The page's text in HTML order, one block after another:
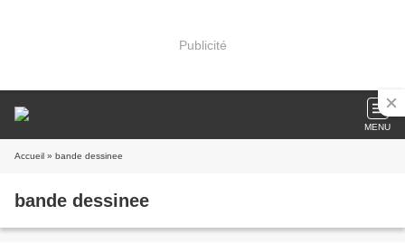
Publicité
MENU
Accueil » bande dessinee
bande dessinee